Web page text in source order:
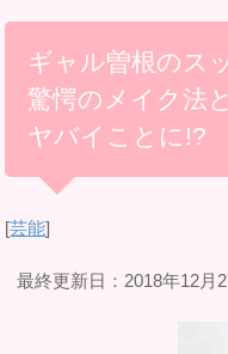
ギャル曽根のス
驚愕のメイク法
ヤバイことに!?
[芸能]
最終更新日：2018年12月